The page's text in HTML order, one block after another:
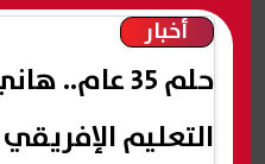
أخبار
حلم 35
التعليم